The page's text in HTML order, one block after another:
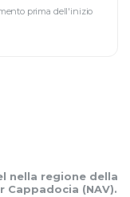
nella regione della
(NAV).
prima dell'inizio